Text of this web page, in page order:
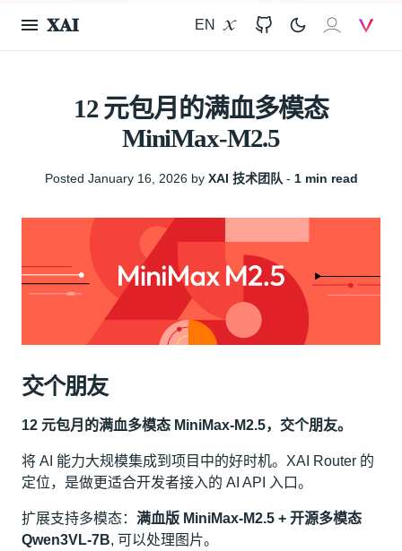
𝐗𝐀𝐈 EN GitHub 𝐗𝐀𝐈
12 元包月的满血多模态
MiniMax-M2.5
Posted January 16, 2026 by XAI 技术团队 ‐ 1 min read
交个朋友
12 元包月的满血多模态 MiniMax-M2.5，交个朋友。
将 AI 能力大规模集成到项目中的好时机。XAI Router 的
定位，是做更适合开发者接入的 AI API 入口。
扩展支持多模态： 满血版 MiniMax-M2.5 + 开源多模态
Qwen3VL-7B, 可以处理图片。